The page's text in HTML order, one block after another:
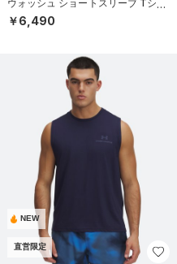
ウォッシュ ショートスリーブ Tシャ
ツ（ライフスタイル/MEN）
￥6,490
NEW
直営限定